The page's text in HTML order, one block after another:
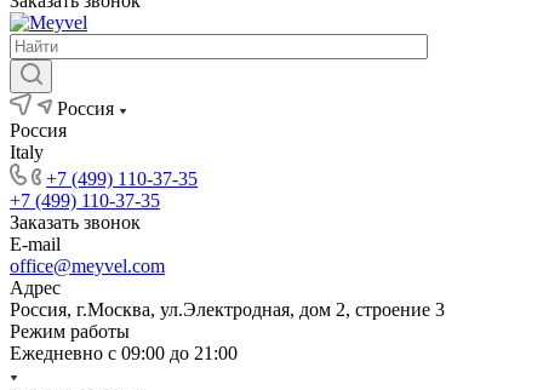
Россия
Россия
Italy
+7 (499) 110-37-35
+7 (499) 110-37-35
Заказать звонок
E-mail
office@meyvel.com
Адрес
Россия, г.Москва, ул.Электродная, дом 2, строение 3
Режим работы
Ежедневно с 09:00 до 21:00